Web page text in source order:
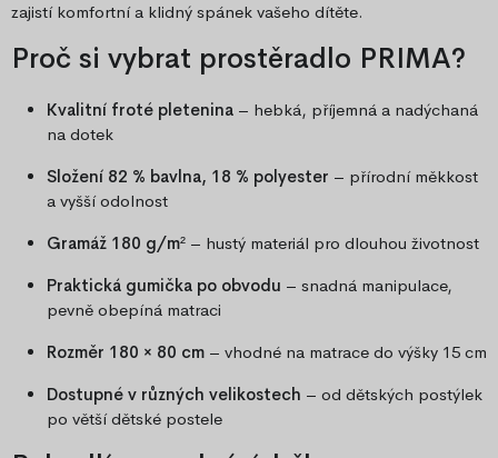
zajistí komfortní a klidný spánek vašeho dítěte.
Proč si vybrat prostěradlo PRIMA?
Kvalitní froté pletenina – hebká, příjemná a nadýchaná
na dotek
Složení 82 % bavlna, 18 % polyester – přírodní měkkost
a vyšší odolnost
Gramáž 180 g/m² – hustý materiál pro dlouhou životnost
Praktická gumička po obvodu – snadná manipulace,
pevně obepíná matraci
Rozměr 180 × 80 cm – vhodné na matrace do výšky 15 cm
Dostupné v různých velikostech – od dětských postýlek
po větší dětské postele